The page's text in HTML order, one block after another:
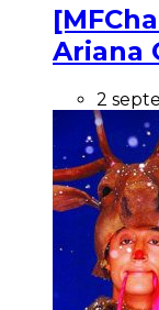
Ariana
2